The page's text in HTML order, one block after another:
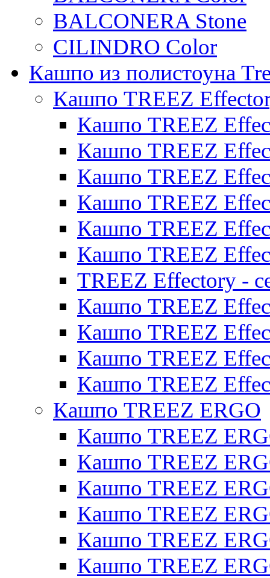
BALCONERA Stone
CILINDRO Color
Кашпо из полистоуна
Кашпо TREEZ
Кашпо TREEZ
Кашпо TREEZ
Кашпо TREEZ
Кашпо TREEZ
Кашпо TREEZ
Кашпо TREEZ
TREEZ Effectory -
Кашпо TREEZ
Кашпо TREEZ
Кашпо TREEZ
Кашпо TREEZ
Кашпо TREEZ ERGO
Кашпо TREEZ
Кашпо TREEZ
Кашпо TREEZ
Кашпо TREEZ
Кашпо TREEZ
Кашпо TREEZ